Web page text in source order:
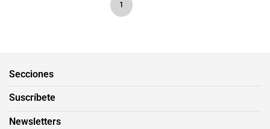
1
Secciones
Suscríbete
Newsletters